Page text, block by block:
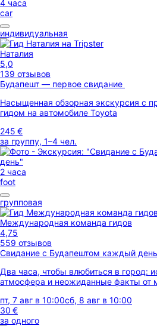
4 часа
car
индивидуальная
Наталия
5,0
139 отзывов
Будапешт — первое свидание
Насыщенная обзорная экскурсия с
гидом на автомобиле Toyota
245 €
за группу, 1–4 чел.
2 часа
foot
групповая
Международная команда гидов
4,75
559 отзывов
Свидание с Будапештом каждый день
Два часа, чтобы влюбиться в город:
атмосфера и неожиданные факты от
пт, 7 авг в 10:00сб, 8 авг в 10:00
30 €
за одного